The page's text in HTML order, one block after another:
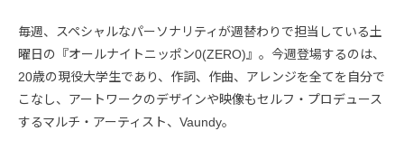
毎週、スペシャルなパーソナリティが週替わりで担当している土
曜日の『オールナイトニッポン0(ZERO)』。今週登場するのは、
20歳の現役大学生であり、作詞、作曲、アレンジを全てを自分で
こなし、アートワークのデザインや映像もセルフ・プロデュース
するマルチ・アーティスト、Vaundy。